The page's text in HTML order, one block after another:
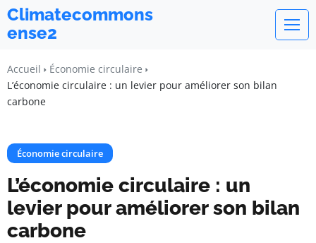
Climatecommons
ense2
Accueil
Économie circulaire
L’économie circulaire : un levier pour améliorer son bilan
carbone
Économie circulaire
L’économie circulaire : un
levier pour améliorer son bilan
carbone